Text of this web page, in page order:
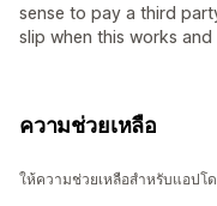
sense to pay a third
slip when this works and
ความช่วยเหลือ
ให้ความช่วยเหลือสำหรับแอปโ